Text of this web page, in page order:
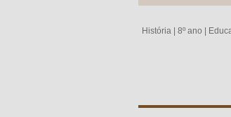
História 8º ano